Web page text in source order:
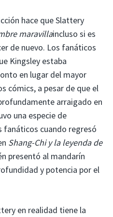
hace que Slattery
maravillaincluso si es
de nuevo. Los fanáticos
Kingsley estaba
en lugar del mayor
cómics, a pesar de que el
arraigado en
una especie de
fanáticos cuando regresó
Shang-Chi y la leyenda de
presentó al mandarín
y potencia por el
en realidad tiene la